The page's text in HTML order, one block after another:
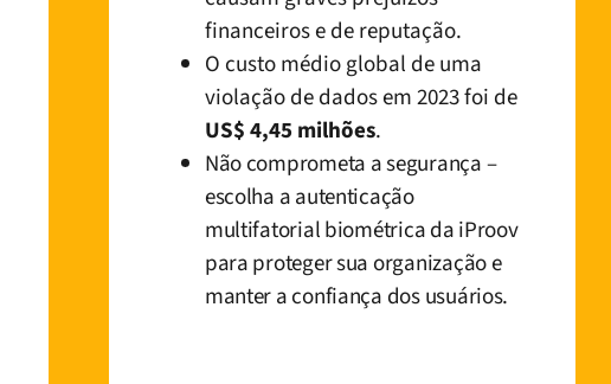
financeiros e de reputação.
O custo médio global de uma
violação de dados em 2023 foi de
US$ 4,45 milhões.
Não comprometa a segurança –
escolha a autenticação
multifatorial biométrica da iProov
para proteger sua organização e
manter a confiança dos usuários.